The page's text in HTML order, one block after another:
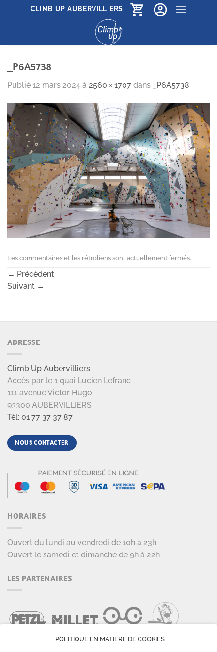
CLIMB UP AUBERVILLIERS
_P6A5738
Publié 12 mars 2024 à 2560 × 1707 dans _P6A5738
Les commentaires et les rétroliens sont actuellement fermés.
← Précédent
Suivant →
ADRESSE
Climb Up Aubervilliers
Accès par le 1 quai Lucien Lefranc
111 avenue Victor Hugo
93300 AUBERVILLIERS
Tél: 01 77 37 37 87
NOUS CONTACTER
HORAIRES
Ouvert du lundi au vendredi de 10h à 23h
Ouvert le samedi et dimanche de 9h à 22h
LES PARTENAIRES
POLITIQUE EN MATIÈRE DE COOKIES